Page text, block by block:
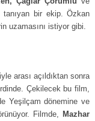
bir ekip. Özkan
uzamasını istiyor gibi.
arası açıldıktan sonra
Çekilecek bu film,
Yeşilçam dönemine ve
Filmde, Mazhar